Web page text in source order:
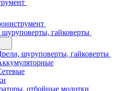
гайковерты
шуруповерты, гайковерты
отбойные молотки